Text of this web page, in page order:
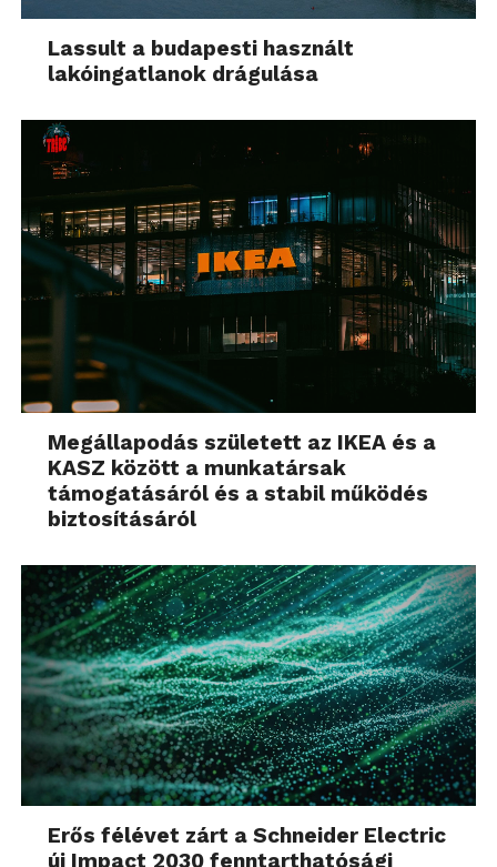
Lassult a budapesti használt
lakóingatlanok drágulása
Megállapodás született az IKEA és a
KASZ között a munkatársak
támogatásáról és a stabil működés
biztosításáról
Erős félévet zárt a Schneider Electric
új Impact 2030 fenntarthatósági